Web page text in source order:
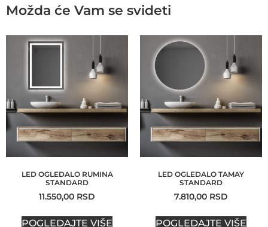
Možda će Vam se svideti
LED OGLEDALO RUMINA
STANDARD
11.550,00 RSD
POGLEDAJTE VIŠE
LED OGLEDALO TAMAY
STANDARD
7.810,00 RSD
POGLEDAJTE VIŠE